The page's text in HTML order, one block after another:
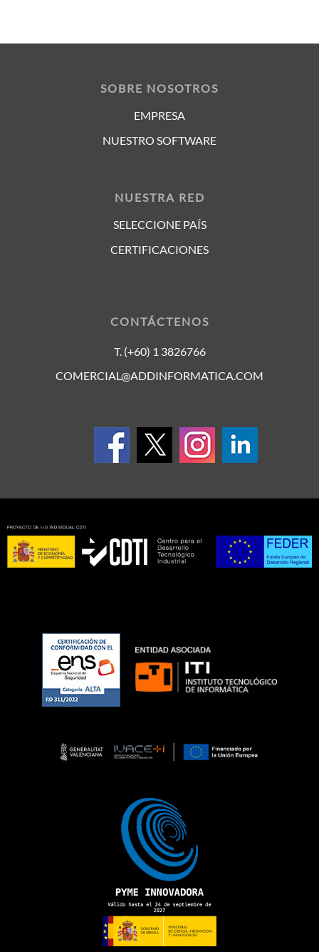
SOBRE NOSOTROS
EMPRESA
NUESTRO SOFTWARE
NUESTRA RED
SELECCIONE PAÍS
CERTIFICACIONES
CONTÁCTENOS
T. (+60) 1 3826766
COMERCIAL@ADDINFORMATICA.COM